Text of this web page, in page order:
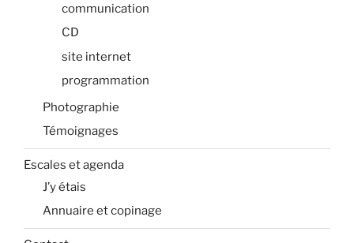
communication
CD
site internet
programmation
Photographie
Témoignages
Escales et agenda
J’y étais
Annuaire et copinage